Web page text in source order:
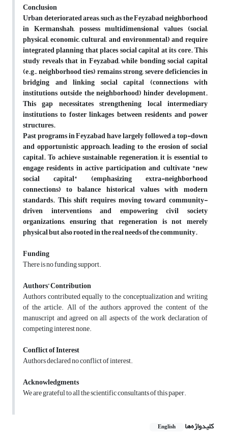
Conclusion
Urban deteriorated areas, such as the Feyzabad neighborhood
in Kermanshah, possess multidimensional values (social,
physical, economic, cultural, and environmental) and require
integrated planning that places social capital at its core. This
study reveals that in Feyzabad, while bonding social capital
(e.g., neighborhood ties) remains strong, severe deficiencies in
bridging and linking social capital (connections with
institutions outside the neighborhood) hinder development.
This gap necessitates strengthening local intermediary
institutions to foster linkages between residents and power
structures.
Past programs in Feyzabad have largely followed a top-down
and opportunistic approach, leading to the erosion of social
capital. To achieve sustainable regeneration, it is essential to
engage residents in active participation and cultivate "new
social capital" (emphasizing extra-neighborhood
connections) to balance historical values with modern
standards. This shift requires moving toward community-
driven interventions and empowering civil society
organizations, ensuring that regeneration is not merely
physical but also rooted in the real needs of the community.
Funding
There is no funding support.
Authors’ Contribution
Authors contributed equally to the conceptualization and writing
of the article. All of the authors approved the content of the
manuscript and agreed on all aspects of the work declaration of
competing interest none.
Conflict of Interest
Authors declared no conflict of interest.
Acknowledgments
We are grateful to all the scientific consultants of this paper.
کلیدواژه‌ها English